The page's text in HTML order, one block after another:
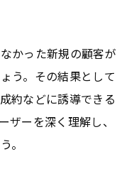
かった新規の顧客が
う。その結果として
約などに誘導できる
ザーを深く理解し、
。